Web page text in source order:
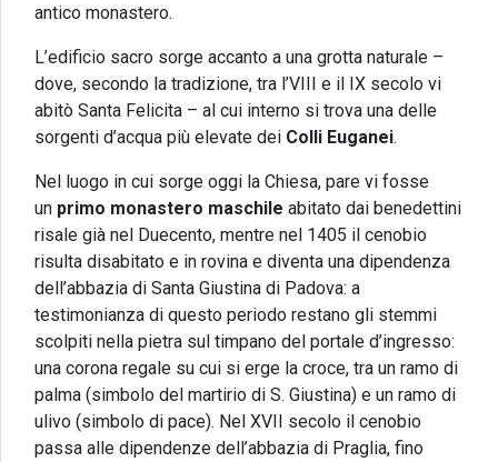
antico monastero.
L’edificio sacro sorge accanto a una grotta naturale –
dove, secondo la tradizione, tra l’VIII e il IX secolo vi
abitò Santa Felicita – al cui interno si trova una delle
sorgenti d’acqua più elevate dei Colli Euganei.
Nel luogo in cui sorge oggi la Chiesa, pare vi fosse
un primo monastero maschile abitato dai benedettini
risale già nel Duecento, mentre nel 1405 il cenobio
risulta disabitato e in rovina e diventa una dipendenza
dell’abbazia di Santa Giustina di Padova: a
testimonianza di questo periodo restano gli stemmi
scolpiti nella pietra sul timpano del portale d’ingresso:
una corona regale su cui si erge la croce, tra un ramo di
palma (simbolo del martirio di S. Giustina) e un ramo di
ulivo (simbolo di pace). Nel XVII secolo il cenobio
passa alle dipendenze dell’abbazia di Praglia, fino